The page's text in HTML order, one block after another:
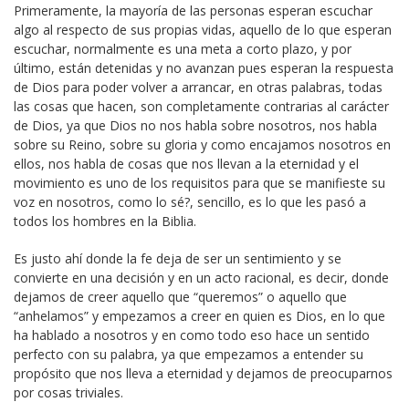
Primeramente, la mayoría de las personas esperan escuchar
algo al respecto de sus propias vidas, aquello de lo que esperan
escuchar, normalmente es una meta a corto plazo, y por
último, están detenidas y no avanzan pues esperan la respuesta
de Dios para poder volver a arrancar, en otras palabras, todas
las cosas que hacen, son completamente contrarias al carácter
de Dios, ya que Dios no nos habla sobre nosotros, nos habla
sobre su Reino, sobre su gloria y como encajamos nosotros en
ellos, nos habla de cosas que nos llevan a la eternidad y el
movimiento es uno de los requisitos para que se manifieste su
voz en nosotros, como lo sé?, sencillo, es lo que les pasó a
todos los hombres en la Biblia.
Es justo ahí donde la fe deja de ser un sentimiento y se
convierte en una decisión y en un acto racional, es decir, donde
dejamos de creer aquello que “queremos” o aquello que
“anhelamos” y empezamos a creer en quien es Dios, en lo que
ha hablado a nosotros y en como todo eso hace un sentido
perfecto con su palabra, ya que empezamos a entender su
propósito que nos lleva a eternidad y dejamos de preocuparnos
por cosas triviales.